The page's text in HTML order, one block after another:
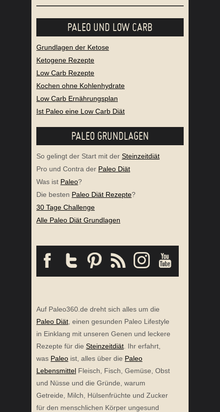
PALEO UND LOW CARB
Grundlagen der Ketose
Ketogene Rezepte
Low Carb Rezepte
Kochen ohne Kohlenhydrate
Low Carb Ernährungsplan
Ist Paleo eine Low Carb Diät
PALEO GRUNDLAGEN
So gelingt der Start mit der Steinzeitdiät
Pro und Contra der Paleo Diät
Was ist Paleo?
Die besten Paleo Diät Rezepte?
30 Tage Challenge
Alle Paleo Diät Grundlagen
Auf Paleo360.de dreht sich alles um die
Paleo Diät , einen gesunden Paleo Lifestyle
in Einklang mit unseren Genen und leckere
Rezepte für die Steinzeitdiät . Ihr erfahrt,
was Paleo ist, alles über die Paleo
Lebensmittel Fleisch, Fisch, Gemüse, Obst
und Nüsse und die Gründe, warum
Getreide, Milch, Hülsenfrüchte und Zucker
für den menschlichen Körper ungesund